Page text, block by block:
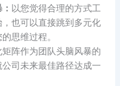
以您觉得合理的方式工
也可以直接跳到多元化
思维过程。
阵作为团队头脑风暴的
司未来最佳路径达成一